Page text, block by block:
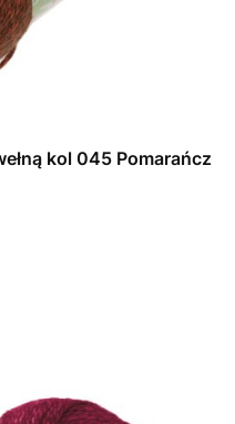
kol 045 Pomarańcz